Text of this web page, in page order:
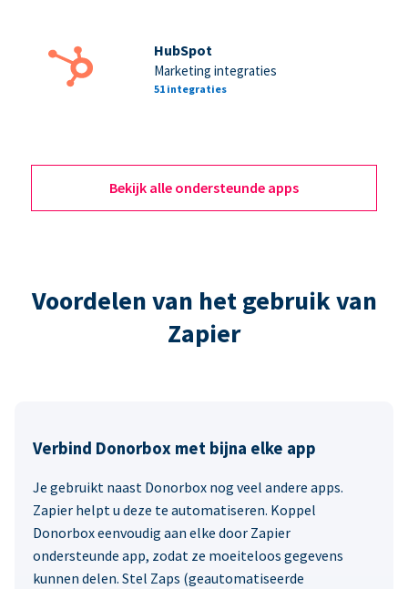
HubSpot
Marketing integraties
51 integraties
Bekijk alle ondersteunde apps
Voordelen van het gebruik van
Zapier
Verbind Donorbox met bijna elke app
Je gebruikt naast Donorbox nog veel andere apps.
Zapier helpt u deze te automatiseren. Koppel
Donorbox eenvoudig aan elke door Zapier
ondersteunde app, zodat ze moeiteloos gegevens
kunnen delen. Stel Zaps (geautomatiseerde